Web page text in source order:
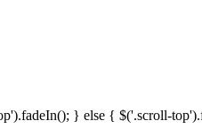
} else { $('.scroll-